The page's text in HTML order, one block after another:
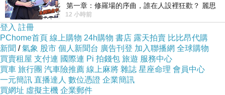
第一章：修羅場的序曲，誰在人設裡狂歡？ 麗思
卡爾頓酒店的總統套房內，燈光昏
12 小時前
登入 註冊
PChome首頁 線上購物 24h購物 書店 露天拍賣 比比昂代購
新聞 /氣象 股市 個人新聞台 廣告刊登 加入聯播網 全球購物
買賣租屋 支付連 國際連 Pi 拍錢包 旅遊 服務中心
買車 旅行團 汽車險推薦 線上麻將 雜誌 星座命理 會員中心
一元簡訊 直播達人 數位憑證 企業簡訊
買網址 虛擬主機 企業郵件